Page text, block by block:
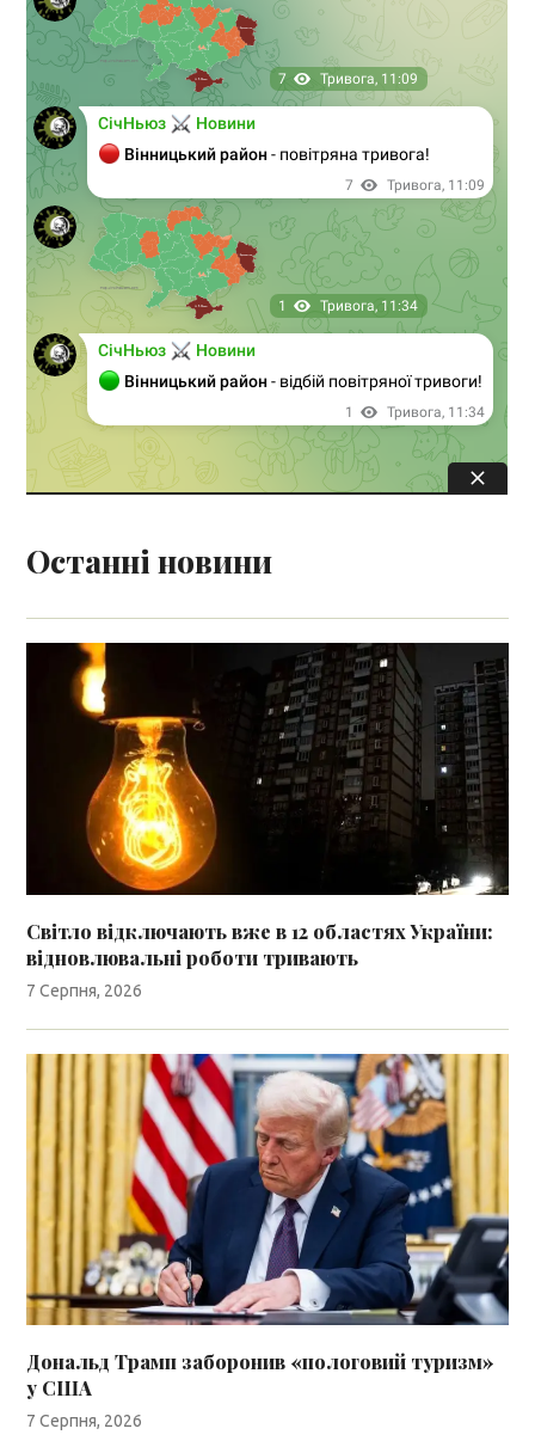
Останні новини
Світло відключають вже в 12 областях України:
відновлювальні роботи тривають
7 Серпня, 2026
Дональд Трамп заборонив «пологовий туризм»
у США
7 Серпня, 2026